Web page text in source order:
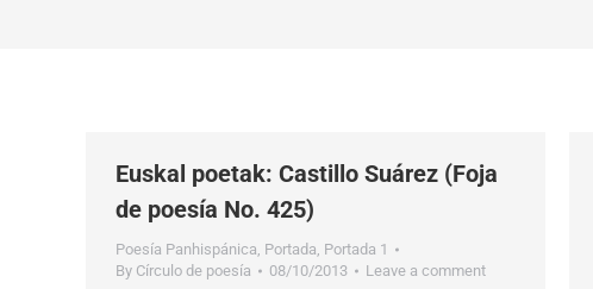
Euskal poetak: Castillo Suárez (Foja
de poesía No. 425)
Poesía Panhispánica, Portada, Portada 1
By Círculo de poesía 08/10/2013 Leave a comment